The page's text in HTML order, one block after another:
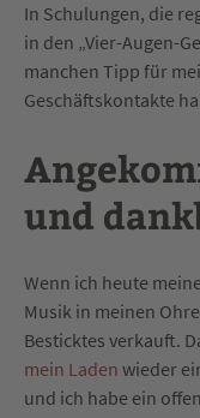
In Schulungen, die
in den „Vier-Augen-
manchen Tipp für
Geschäftskontakte
und
Wenn ich heute
Musik in meinen
Besticktes verkauft.
mein Laden wieder
und ich habe ein